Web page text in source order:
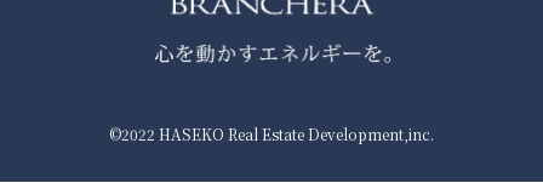
©2022 HASEKO Real Estate Development,inc.